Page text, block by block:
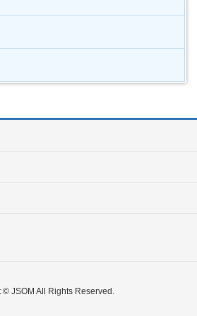
© JSOM All Rights Reserved.